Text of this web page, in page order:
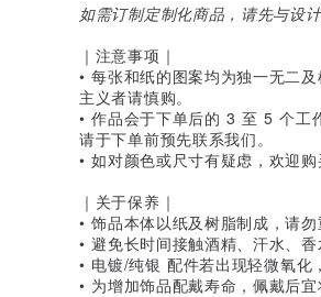
如需订制定制化商品，请先与设
｜注意事项｜
• 每张和纸的图案均为独一无二
主义者请慎购。
• 作品会于下单后的 3 至 5 个工
请于下单前预先联系我们。
• 如对颜色或尺寸有疑虑，欢迎购
｜关于保养｜
• 饰品本体以纸及树脂制成，请勿
• 避免长时间接触酒精、汗水、香
• 电镀/纯银 配件若出现轻微氧化
• 为增加饰品配戴寿命，佩戴后